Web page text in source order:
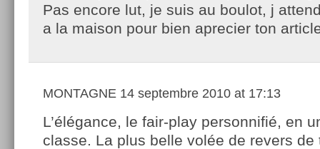
Pas encore lut, je suis au boulot, j
a la maison pour bien aprecier ton
MONTAGNE 14 septembre 2010 at 17:13
L’élégance, le fair-play personnifié, en
classe. La plus belle volée de revers de